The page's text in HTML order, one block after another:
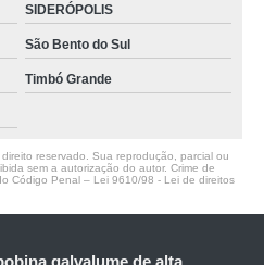
SIDERÓPOLIS
São Bento do Sul
Timbó Grande
reservado. Sua reprodução, parcial ou
sem a autorização do autor. Crime de
Código Penal – Lei 9610/98 - Lei de direitos
galvalume de alta